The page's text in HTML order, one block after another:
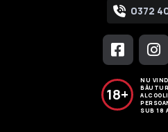
0372
18+
NU
SUB 18